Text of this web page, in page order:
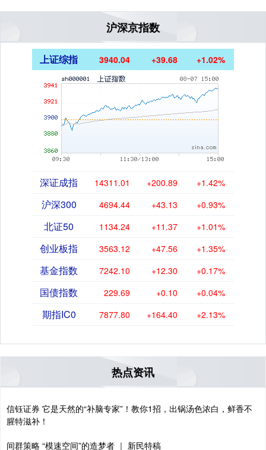
沪深京指数
上证综指 3940.04 +39.68 +1.02%
深证成指 14311.01 +200.89 +1.42%
沪深300 4694.44 +43.13 +0.93%
北证50 1134.24 +11.37 +1.01%
创业板指 3563.12 +47.56 +1.35%
基金指数 7242.10 +12.30 +0.17%
国债指数 229.69 +0.10 +0.04%
期指IC0 7877.80 +164.40 +2.13%
热点资讯
信钰证券 它是天然的“补脑专家”！教你1招，出锅汤色浓白，鲜香不
腥特滋补！
间群策略 “模速空间”的造梦者 ｜ 新民特稿